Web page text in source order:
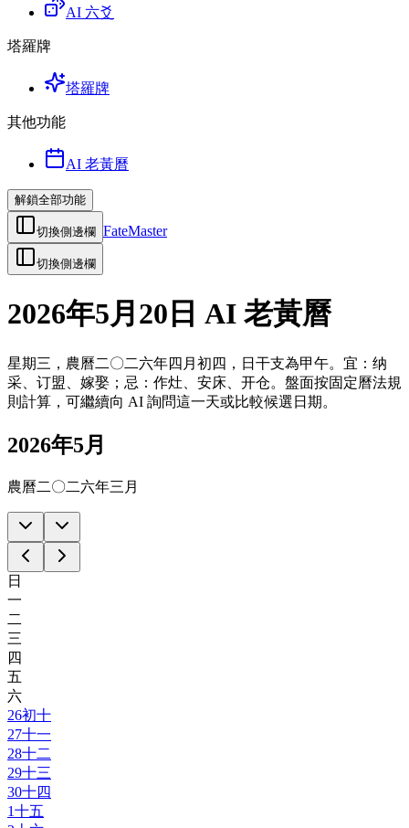
AI 六爻
塔羅牌
塔羅牌
其他功能
AI 老黃曆
解鎖全部功能
切換側邊欄 FateMaster
切換側邊欄
2026年5月20日 AI 老黃曆
星期三，農曆二〇二六年四月初四，日干支為甲午。宜：纳
采、订盟、嫁娶；忌：作灶、安床、开仓。盤面按固定曆法規
則計算，可繼續向 AI 詢問這一天或比較候選日期。
2026年5月
農曆二〇二六年三月
日
一
二
三
四
五
六
26初十
27十一
28十二
29十三
30十四
1十五